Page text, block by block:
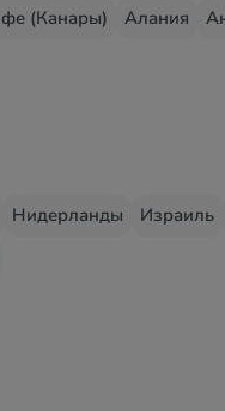
(Канары) Алания
Нидерланды Израиль